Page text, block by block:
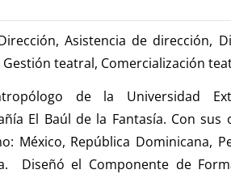
Asistencia de dirección,
Gestión teatral, Comercialización
de la Universidad
El Baúl de la Fantasía. Con
México, República Dominicana,
Diseñó el Componente de